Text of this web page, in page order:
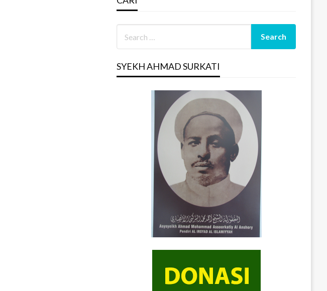
SYEKH AHMAD SURKATI